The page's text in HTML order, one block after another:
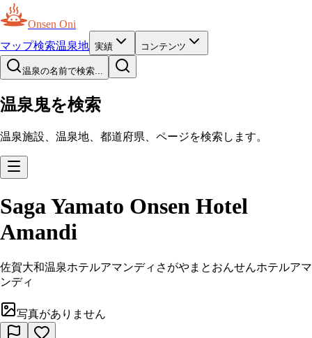
Onsen Oni
マップ検索温泉地 実績 コンテンツ
温泉の名前で検索...
温泉鬼を検索
温泉施設、温泉地、都道府県、ページを検索します。
Saga Yamato Onsen Hotel
Amandi
佐賀大和温泉ホテルアマンディ さがやまとおんせんホテルアマ
ンディ
写真がありません